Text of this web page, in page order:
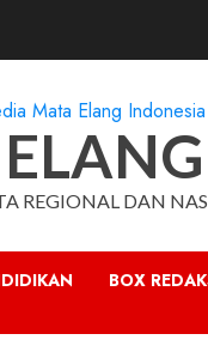
REGIONAL DAN
BOX